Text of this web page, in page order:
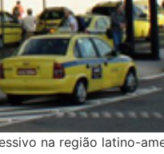
na região latino-